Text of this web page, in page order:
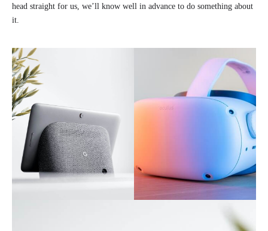
head straight for us, we’ll know well in advance to do something about
it.